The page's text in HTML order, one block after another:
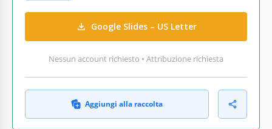
Google Slides – US Letter
Nessun account richiesto • Attribuzione richiesta
Aggiungi alla raccolta